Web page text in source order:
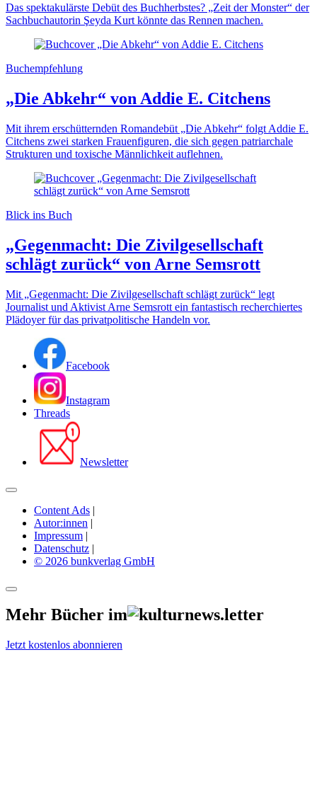
Das spektakulärste Debüt des Buchherbstes? „Zeit der Monster“ der
Sachbuchautorin Şeyda Kurt könnte das Rennen machen.
Buchempfehlung
„Die Abkehr“ von Addie E. Citchens
Mit ihrem erschütternden Romandebüt „Die Abkehr“ folgt Addie E.
Citchens zwei starken Frauenfiguren, die sich gegen patriarchale
Strukturen und toxische Männlichkeit auflehnen.
Blick ins Buch
„Gegenmacht: Die Zivilgesellschaft
schlägt zurück“ von Arne Semsrott
Mit „Gegenmacht: Die Zivilgesellschaft schlägt zurück“ legt
Journalist und Aktivist Arne Semsrott ein fantastisch recherchiertes
Plädoyer für das privatpolitische Handeln vor.
Facebook
Instagram
Threads
Newsletter
Content Ads |
Autor:innen |
Impressum |
Datenschutz |
© 2026 bunkverlag GmbH
Mehr Bücher im
Jetzt kostenlos abonnieren